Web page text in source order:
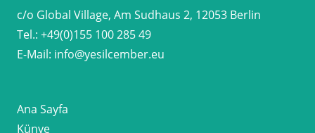
c/o Global Village, Am Sudhaus 2, 12053 Berlin
Tel.: +49(0)155 100 285 49
E-Mail: info@yesilcember.eu
Ana Sayfa
Künye